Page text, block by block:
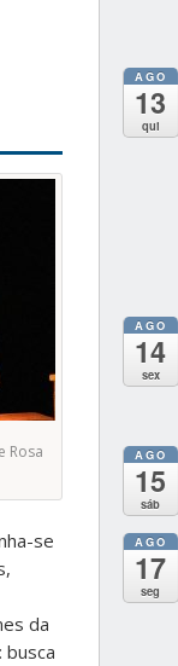
Rosa
se
da
busca
AGO
13
qui
AGO
14
sex
AGO
15
sáb
AGO
17
seg